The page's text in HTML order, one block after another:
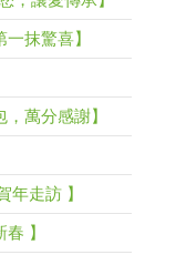
抹驚喜】
萬分感謝】
年走訪 】
】